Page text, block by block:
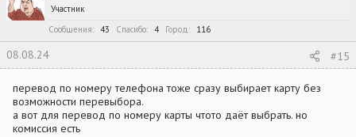
Участник
Сообщения
43 Спасибо 4 Город 116
08.08.24 #15
перевод по номеру телефона тоже сразу выбирает карту без
возможности перевыбора.
а вот для перевод по номеру карты чтото даёт выбрать. но
комиссия есть